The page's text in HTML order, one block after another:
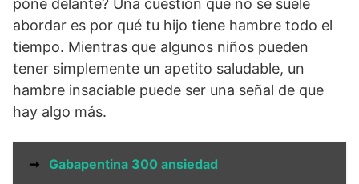
pone delante? Una cuestión que no se suele
abordar es por qué tu hijo tiene hambre todo el
tiempo. Mientras que algunos niños pueden
tener simplemente un apetito saludable, un
hambre insaciable puede ser una señal de que
hay algo más.
➞ Gabapentina 300 ansiedad